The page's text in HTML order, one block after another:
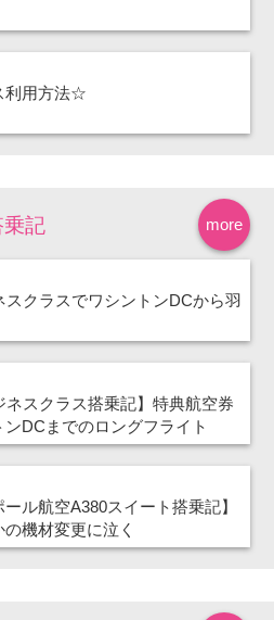
利用方法☆
more
乗記
スクラスでワシントンDCから羽
ネスクラス搭乗記】特典航空券
ンDCまでのロングフライト
ール航空A380スイート搭乗記】
機材変更に泣く